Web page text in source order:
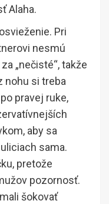
Alaha.
Pri
nesmú
„nečisté“, takže
nohu si treba
pravej ruke,
aby sa
sama.
pretože
pozornosť.
šokovať